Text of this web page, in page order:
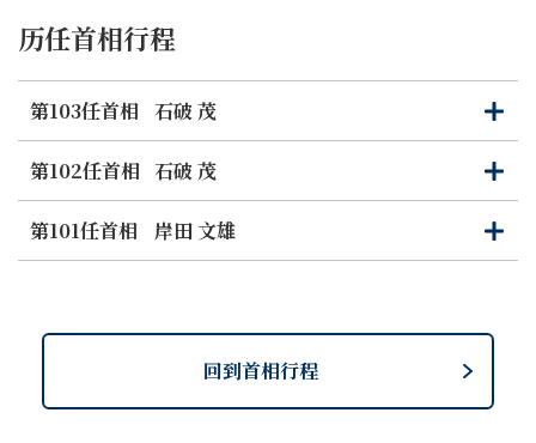
历任首相行程
第103任首相 石破 茂
打
开
关
闭
第102任首相 石破 茂
打
开
关
闭
第101任首相
岸田 文雄
打
开
关
闭
回到首相行程